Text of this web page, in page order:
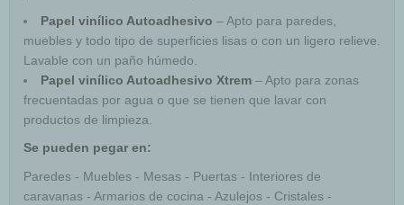
Papel vinílico Autoadhesivo – Apto para paredes,
muebles y todo tipo de superficies lisas o con un ligero relieve.
Lavable con un paño húmedo.
Papel vinílico Autoadhesivo Xtrem – Apto para zonas
frecuentadas por agua o que se tienen que lavar con
productos de limpieza.
Se pueden pegar en:
Paredes - Muebles - Mesas - Puertas - Interiores de
caravanas - Armarios de cocina - Azulejos - Cristales -